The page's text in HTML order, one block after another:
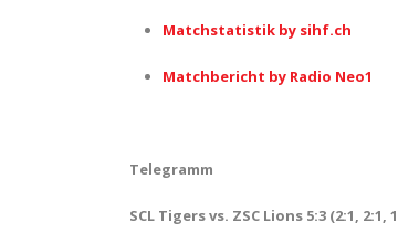
Matchstatistik by sihf.ch
Matchbericht by Radio Neo1
Telegramm
SCL Tigers vs. ZSC Lions 5:3 (2:1, 2:1,